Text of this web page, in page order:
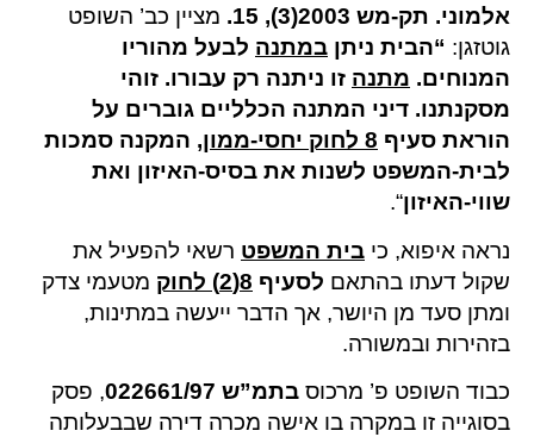
אלמוני. תק-מש 2003(3), 15
. מציין כב’ השופט
גוטזגן: “הבית ניתן במתנה לבעל מהוריו
המנוחים. מתנה זו ניתנה רק עבורו. זוהי
מסקנתנו. דיני המתנה הכלליים גוברים על
הוראת סעיף 8 לחוק יחסי-ממון, המקנה סמכות
לבית-המשפט לשנות את בסיס-האיזון ואת
שווי-האיזון“.
נראה איפוא, כי בית המשפט רשאי להפעיל את
שקול דעתו בהתאם לסעיף 8(2) לחוק מטעמי צדק
ומתן סעד מן היושר, אך הדבר ייעשה במתינות,
בזהירות ובמשורה.
כבוד השופט פ’ מרכוס בתמ”ש 022661/97
, פסק
בסוגייה זו במקרה בו אישה מכרה דירה שבבעלותה